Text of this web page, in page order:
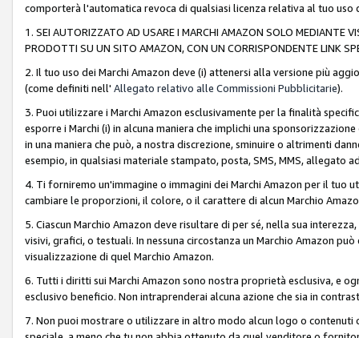
comporterà l'automatica revoca di qualsiasi licenza relativa al tuo uso
1. SEI AUTORIZZATO AD USARE I MARCHI AMAZON SOLO MEDIANTE
PRODOTTI SU UN SITO AMAZON, CON UN CORRISPONDENTE LINK
2. Il tuo uso dei Marchi Amazon deve (i) attenersi alla versione più
(come definiti nell' Allegato relativo alle Commissioni Pubblicitarie).
3. Puoi utilizzare i Marchi Amazon esclusivamente per la finalità
esporre i Marchi (i) in alcuna maniera che implichi una
in una maniera che può, a nostra discrezione, sminuire o altrimenti
esempio, in qualsiasi materiale stampato, posta, SMS, MMS,
4. Ti forniremo un'immagine o immagini dei Marchi Amazon per il tuo
cambiare le proporzioni, il colore, o il carattere di alcun Marchio
5. Ciascun Marchio Amazon deve risultare di per sé, nella sua
visivi, grafici, o testuali. In nessuna circostanza un Marchio Amazon
visualizzazione di quel Marchio Amazon.
6. Tutti i diritti sui Marchi Amazon sono nostra proprietà esclusiva, e
esclusivo beneficio. Non intraprenderai alcuna azione che sia in
7. Non puoi mostrare o utilizzare in altro modo alcun logo o